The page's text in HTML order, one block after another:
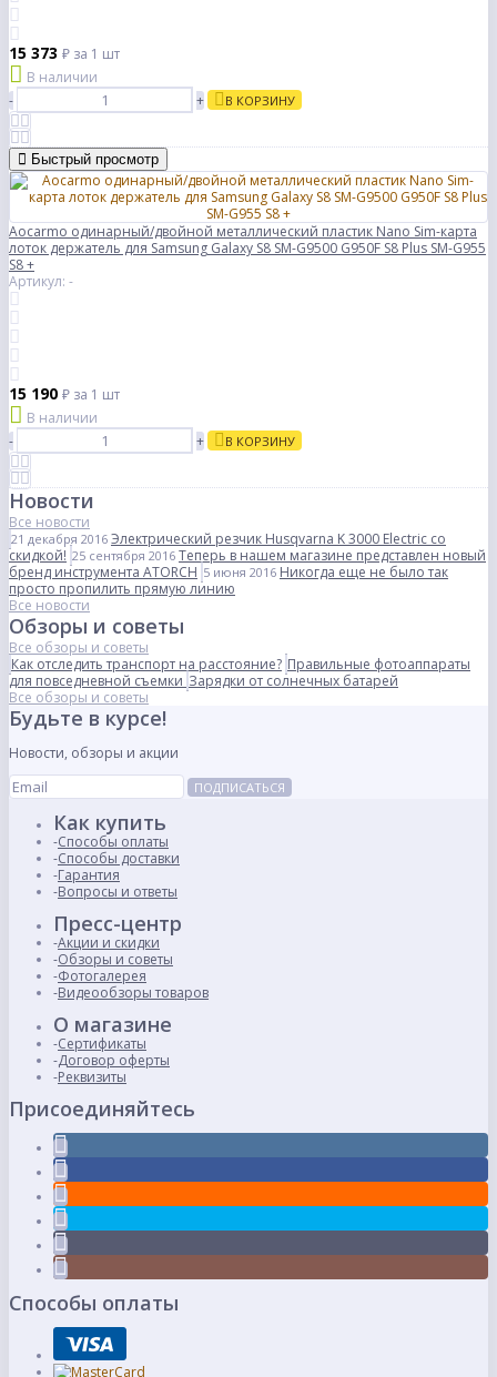
15 373 ₽ за 1 шт
В наличии
-
+ В КОРЗИНУ
Быстрый просмотр
Aocarmo одинарный/двойной металлический пластик Nano Sim-карта
лоток держатель для Samsung Galaxy S8 SM-G9500 G950F S8 Plus SM-G955
S8 +
Артикул: -
15 190 ₽ за 1 шт
В наличии
-
+ В КОРЗИНУ
Новости
Все новости
21 декабря 2016 Электрический резчик Husqvarna K 3000 Electric со
скидкой! 25 сентября 2016 Теперь в нашем магазине представлен новый
бренд инструмента ATORCH 5 июня 2016 Никогда еще не было так
просто пропилить прямую линию
Все новости
Обзоры и советы
Все обзоры и советы
Как отследить транспорт на расстояние? Правильные фотоаппараты
для повседневной съемки Зарядки от солнечных батарей
Все обзоры и советы
Будьте в курсе!
Новости, обзоры и акции
ПОДПИСАТЬСЯ
Как купить
Способы оплаты
Способы доставки
Гарантия
Вопросы и ответы
Пресс-центр
Акции и скидки
Обзоры и советы
Фотогалерея
Видеообзоры товаров
О магазине
Сертификаты
Договор оферты
Реквизиты
Присоединяйтесь
Способы оплаты